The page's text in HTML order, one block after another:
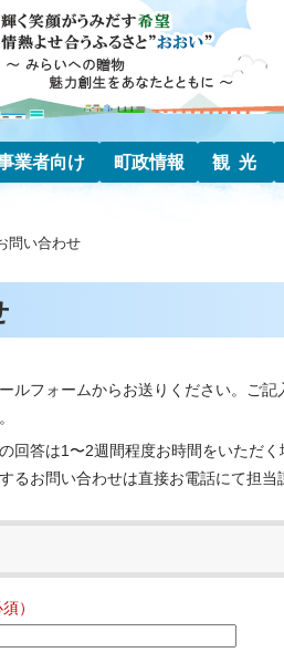
業者向け 町政情報 観光
問い合わせ
ルフォームからお送りください。ご
回答は1〜2週間程度お時間をいただく
るお問い合わせは直接お電話にて担当
）